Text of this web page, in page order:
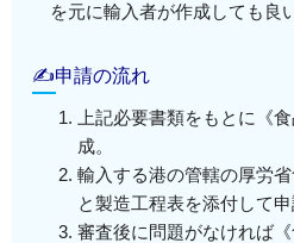
を元に輸入者が作成しても良
✍申請の流れ
上記必要書類をもとに《
成。
輸入する港の管轄の厚労
と製造工程表を添付して申
審査後に問題がなければ